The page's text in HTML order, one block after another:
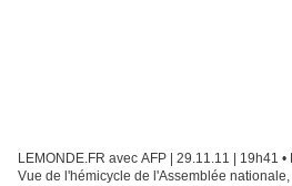
LEMONDE.FR avec AFP | 29.11.11 | 19h41
Vue de l'hémicycle de l'Assemblée